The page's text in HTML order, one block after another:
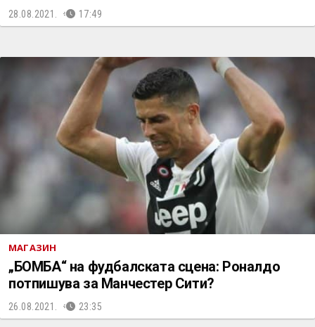
28.08.2021. 17:49
МАГАЗИН
„БОМБА“ на фудбалската сцена: Роналдо
потпишува за Манчестер Сити?
26.08.2021. 23:35